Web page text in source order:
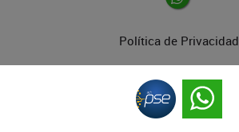
Política de Privacidad